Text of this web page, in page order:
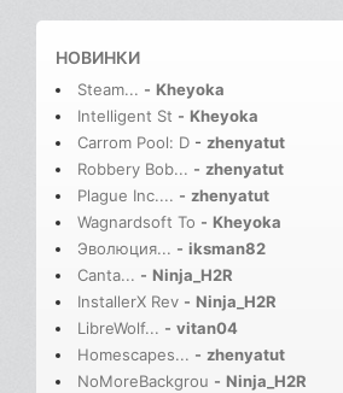
НОВИНКИ
Steam... - Kheyoka
Intelligent St - Kheyoka
Carrom Pool: D - zhenyatut
Robbery Bob... - zhenyatut
Plague Inc.... - zhenyatut
Wagnardsoft To - Kheyoka
Эволюция... - iksman82
Canta... - Ninja_H2R
InstallerX Rev - Ninja_H2R
LibreWolf... - vitan04
Homescapes... - zhenyatut
NoMoreBackgrou - Ninja_H2R